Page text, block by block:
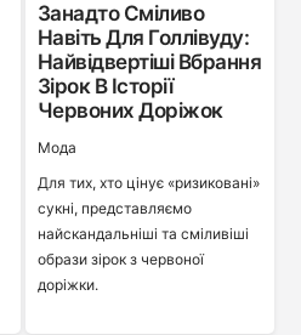
Занадто Сміливо
Навіть Для Голлівуду:
Найвідвертіші Вбрання
Зірок В Історії
Червоних Доріжок
Мода
Для тих, хто цінує «ризиковані»
сукні, представляємо
найскандальніші та сміливіші
образи зірок з червоної
доріжки.